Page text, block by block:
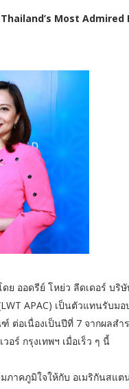
Most Admired
ออดรีย์ โหย่ว ลีดเดอร์ บริ
APAC) เป็นตัวแทนรับมอ
ต่อเนื่องเป็นปีที่ 7 จากผลส
ร์ กรุงเทพฯ เมื่อเร็ว ๆ นี้
มภาคภูมิใจให้กับ อเมริกันสแ